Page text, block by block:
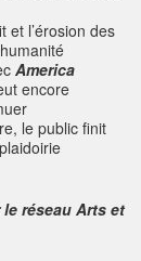
et l’érosion des
America
encore
le public finit
réseau Arts et